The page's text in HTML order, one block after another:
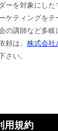
ーを対象にした
ケティングをテ
の講師など多岐
頼は、株式会社
さい。
用規約